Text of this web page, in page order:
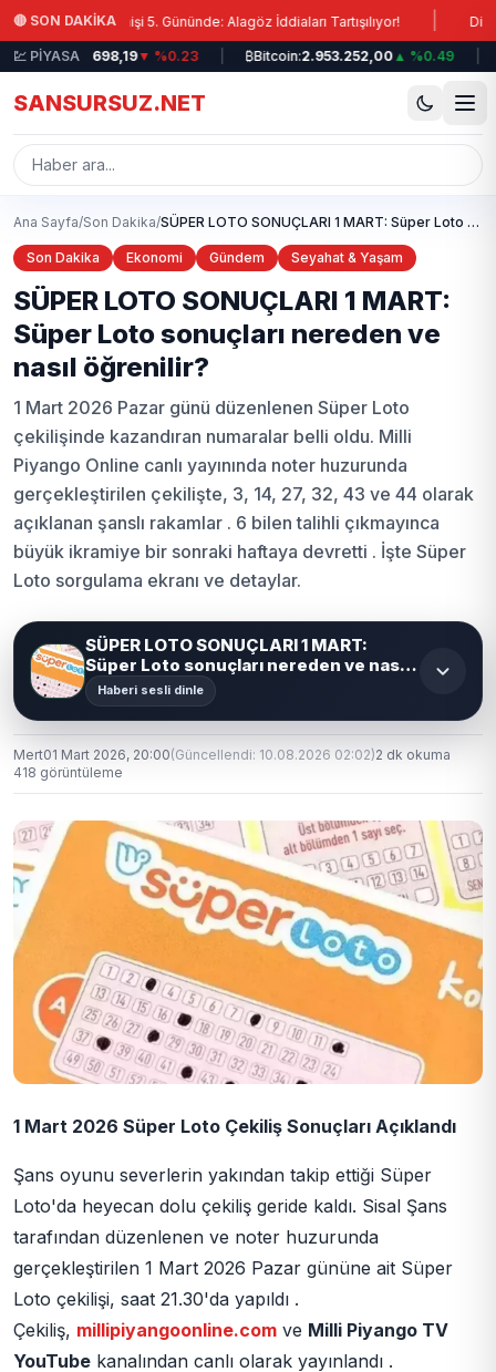
Ana içeriğe atla
🔴 SON DAKİKA
Direnişi 5. Gününde: Alagöz İddiaları Tartışılıyor! | Diyaliz
💹 PİYASA
100:12.698,19▼ %0.23 | Bitcoin:2.953.252,00▲ %0.49 |
SANSURSUZ.NET
Ana Sayfa/Son Dakika/ SÜPER LOTO SONUÇLARI 1 MART: Süper Loto sonuçları nereden ve nasıl öğrenilir?
Son Dakika Ekonomi Gündem Seyahat & Yaşam
SÜPER LOTO SONUÇLARI 1 MART:
Süper Loto sonuçları nereden ve
nasıl öğrenilir?
1 Mart 2026 Pazar günü düzenlenen Süper Loto
çekilişinde kazandıran numaralar belli oldu. Milli
Piyango Online canlı yayınında noter huzurunda
gerçekleştirilen çekilişte, 3, 14, 27, 32, 43 ve 44 olarak
açıklanan şanslı rakamlar . 6 bilen talihli çıkmayınca
büyük ikramiye bir sonraki haftaya devretti . İşte Süper
Loto sorgulama ekranı ve detaylar.
SÜPER LOTO SONUÇLARI 1 MART:
Süper Loto sonuçları nereden ve nasıl
öğrenilir?
Haberi sesli dinle
Mert01 Mart 2026, 20:00(Güncellendi: 10.08.2026 02:02)2 dk okuma
418 görüntüleme
1 Mart 2026 Süper Loto Çekiliş Sonuçları Açıklandı
Şans oyunu severlerin yakından takip ettiği Süper
Loto'da heyecan dolu çekiliş geride kaldı. Sisal Şans
tarafından düzenlenen ve noter huzurunda
gerçekleştirilen 1 Mart 2026 Pazar gününe ait Süper
Loto çekilişi, saat 21.30'da yapıldı .
Çekiliş, millipiyangoonline.com ve Milli Piyango TV
YouTube kanalından canlı olarak yayınlandı .